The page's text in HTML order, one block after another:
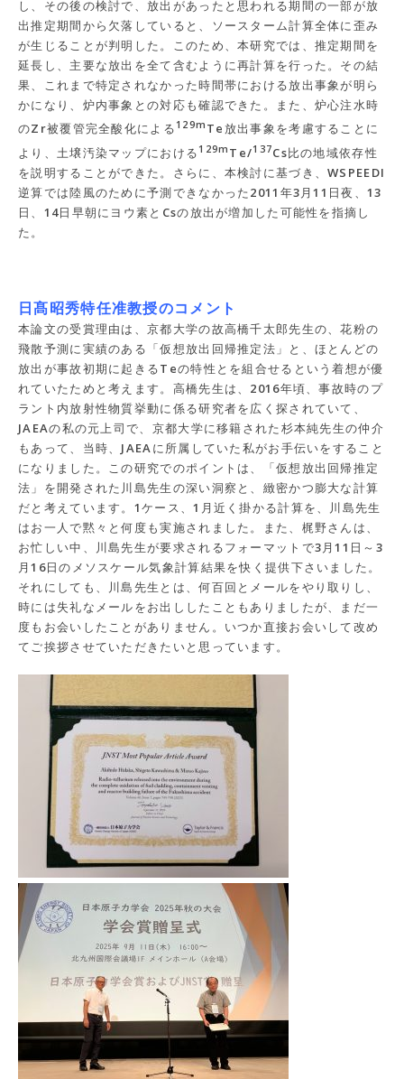
し、その後の検討で、放出があったと思われる期間の一部が放
出推定期間から欠落していると、ソースターム計算全体に歪み
が生じることが判明した。このため、本研究では、推定期間を
延長し、主要な放出を全て含むように再計算を行った。その結
果、これまで特定されなかった時間帯における放出事象が明ら
かになり、炉内事象との対応も確認できた。また、炉心注水時
のZr被覆管完全酸化による 129m Te放出事象を考慮することに
より、土壌汚染マップにおける 129m Te/137Cs比の地域依存性
を説明することができた。さらに、本検討に基づき、WSPEEDI
逆算では陸風のために予測できなかった2011年3月11日夜、13
日、14日早朝にヨウ素とCsの放出が増加した可能性を指摘し
た。
日髙昭秀特任准教授のコメント
本論文の受賞理由は、京都大学の故高橋千太郎先生の、花粉の
飛散予測に実績のある「仮想放出回帰推定法」と、ほとんどの
放出が事故初期に起きるTeの特性とを組合せるという着想が優
れていたためと考えます。高橋先生は、2016年頃、事故時のプ
ラント内放射性物質挙動に係る研究者を広く探されていて、
JAEAの私の元上司で、京都大学に移籍された杉本純先生の仲介
もあって、当時、JAEAに所属していた私がお手伝いをすること
になりました。この研究でのポイントは、「仮想放出回帰推定
法」を開発された川島先生の深い洞察と、緻密かつ膨大な計算
だと考えています。1ケース、1月近く掛かる計算を、川島先生
はお一人で黙々と何度も実施されました。また、梶野さんは、
お忙しい中、川島先生が要求されるフォーマットで3月11日～3
月16日のメソスケール気象計算結果を快く提供下さいました。
それにしても、川島先生とは、何百回とメールをやり取りし、
時には失礼なメールをお出ししたこともありましたが、まだ一
度もお会いしたことがありません。いつか直接お会いして改め
てご挨拶させていただきたいと思っています。